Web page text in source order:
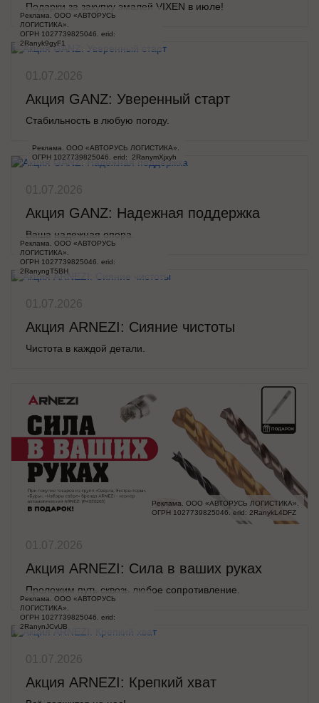
Подарки за закупку эмалей VIXEN в июле!
Реклама. ООО «АВТОРУСЬ
ЛОГИСТИКА».
ОГРН 1027739825046. erid:
2Ranyk9gyF1
01.07.2026
Акция GANZ: Уверенный старт
Стабильность в любую погоду.
Реклама. ООО «АВТОРУСЬ ЛОГИСТИКА».
ОГРН 1027739825046. erid:  2RanymXjxyh
01.07.2026
Акция GANZ: Надежная поддержка
Ваша надежная опора.
Реклама. ООО «АВТОРУСЬ
ЛОГИСТИКА».
ОГРН 1027739825046. erid:
2RanyngT5BH
01.07.2026
Акция ARNEZI: Сияние чистоты
Чистота в каждой детали.
Реклама. ООО «АВТОРУСЬ ЛОГИСТИКА».
ОГРН 1027739825046. erid: 2RanykL4DFZ
01.07.2026
Акция ARNEZI: Сила в ваших руках
Проложим путь сквозь любое сопротивление.
Реклама. ООО «АВТОРУСЬ
ЛОГИСТИКА».
ОГРН 1027739825046. erid:
2RanynJCvUB
01.07.2026
Акция ARNEZI: Крепкий хват